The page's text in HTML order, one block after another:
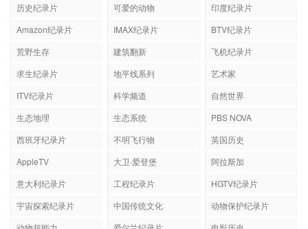
历史纪录片
可爱的动物
印度纪录片
Amazon纪录片
IMAX纪录片
BTV纪录片
荒野生存
建筑翻新
飞机纪录片
求生纪录片
地平线系列
艺术家
ITV纪录片
科学频道
自然世界
生态地理
生态系统
PBS NOVA
西班牙纪录片
不明飞行物
英国历史
AppleTV
大卫·爱登堡
阿拉斯加
意大利纪录片
工程纪录片
HGTV纪录片
宇宙探索纪录片
中国传统文化
动物保护纪录片